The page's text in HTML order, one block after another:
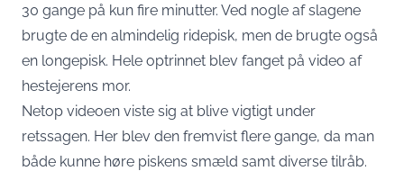
30 gange på kun fire minutter. Ved nogle af slagene
brugte de en almindelig ridepisk, men de brugte også
en longepisk. Hele optrinnet blev fanget på video af
hestejerens mor.
Netop videoen viste sig at blive vigtigt under
retssagen. Her blev den fremvist flere gange, da man
både kunne høre piskens smæld samt diverse tilråb.